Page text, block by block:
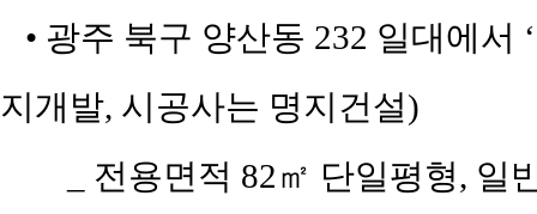
• 광주 북구 양산동 232 일대에서
지개발, 시공사는 명지건설)
_ 전용면적 82㎡ 단일평형,